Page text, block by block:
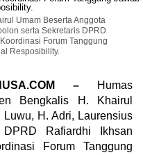
Umam Beserta Anggota
serta Sekretaris DPRD
Forum Tanggung
Resposibility.
–
Humas
Bengkalis H. Khairul
H. Adri, Laurensius
Rafiardhi Ikhsan
Forum Tanggung